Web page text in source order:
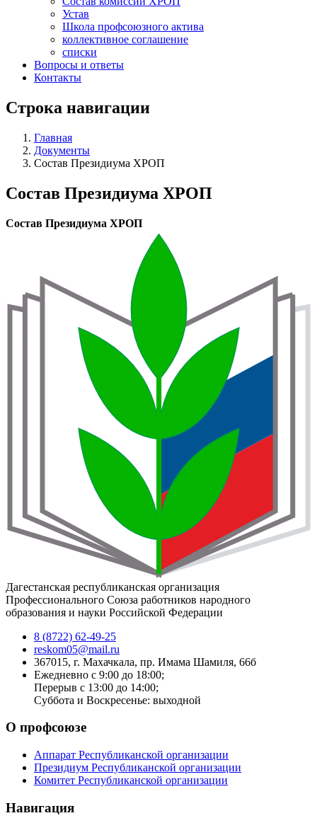
Устав
Школа профсоюзного актива
коллективное соглашение
списки
Вопросы и ответы
Контакты
Строка навигации
Главная
Документы
Состав Президиума ХРОП
Состав Президиума ХРОП
Состав Президиума ХРОП
Дагестанская республиканская организация
Профессионального Союза работников народного
образования и науки Российской Федерации
8 (8722) 62-49-25
reskom05@mail.ru
367015, г. Махачкала, пр. Имама Шамиля, 66б
Ежедневно с 9:00 до 18:00;
Перерыв с 13:00 до 14:00;
Суббота и Воскресенье: выходной
О профсоюзе
Аппарат Республиканской организации
Президиум Республиканской организации
Комитет Республиканской организации
Навигация